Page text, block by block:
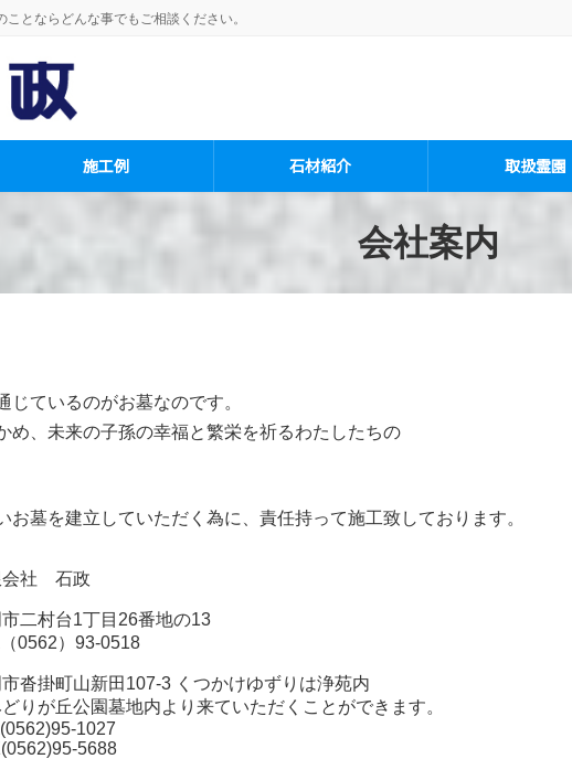
とならどんな事でもご相談ください。
施工例 石材紹介 取扱霊園
会社案内
ているのがお墓なのです。
め、未来の子孫の幸福と繁栄を祈るわたしたちの
お墓を建立していただく為に、責任持って施工致しております。
会社 石政
二村台1丁目26番地の13
0562）93-0518
沓掛町山新田107-3 くつかけゆずりは浄苑内
りが丘公園墓地内より来ていただくことができます。
1027
5688